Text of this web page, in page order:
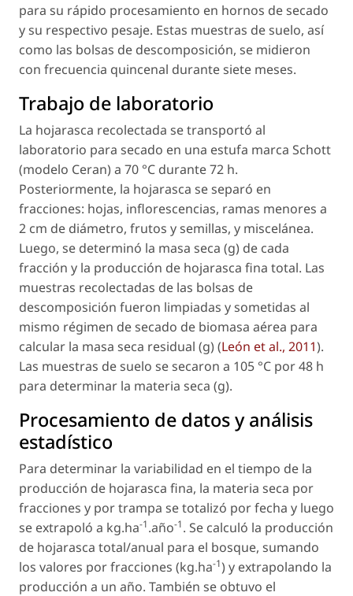
para su rápido procesamiento en hornos de secado
y su respectivo pesaje. Estas muestras de suelo, así
como las bolsas de descomposición, se midieron
con frecuencia quincenal durante siete meses.
Trabajo de laboratorio
La hojarasca recolectada se transportó al
laboratorio para secado en una estufa marca Schott
(modelo Ceran) a 70 °C durante 72 h.
Posteriormente, la hojarasca se separó en
fracciones: hojas, inflorescencias, ramas menores a
2 cm de diámetro, frutos y semillas, y miscelánea.
Luego, se determinó la masa seca (g) de cada
fracción y la producción de hojarasca fina total. Las
muestras recolectadas de las bolsas de
descomposición fueron limpiadas y sometidas al
mismo régimen de secado de biomasa aérea para
calcular la masa seca residual (g) (León et al., 2011).
Las muestras de suelo se secaron a 105 °C por 48 h
para determinar la materia seca (g).
Procesamiento de datos y análisis
estadístico
Para determinar la variabilidad en el tiempo de la
producción de hojarasca fina, la materia seca por
fracciones y por trampa se totalizó por fecha y luego
se extrapoló a kg.ha-1.año-1. Se calculó la producción
de hojarasca total/anual para el bosque, sumando
los valores por fracciones (kg.ha-1) y extrapolando la
producción a un año. También se obtuvo el